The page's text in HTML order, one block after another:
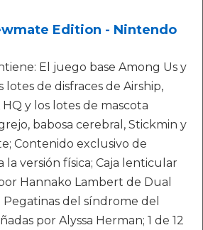
Edition - Nintendo
El juego base Among Us y
lotes de disfraces de Airship,
y los lotes de mascota
babosa cerebral, Stickmin y
Contenido exclusivo de
la versión física; Caja lenticular
Hannako Lambert de Dual
del síndrome del
por Alyssa Herman; 1 de 12